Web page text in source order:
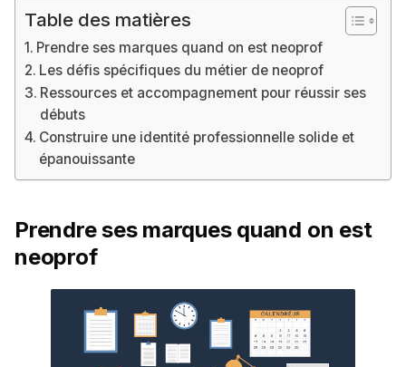
Table des matières
Prendre ses marques quand on est neoprof
Les défis spécifiques du métier de neoprof
Ressources et accompagnement pour réussir ses
débuts
Construire une identité professionnelle solide et
épanouissante
Prendre ses marques quand on est
neoprof